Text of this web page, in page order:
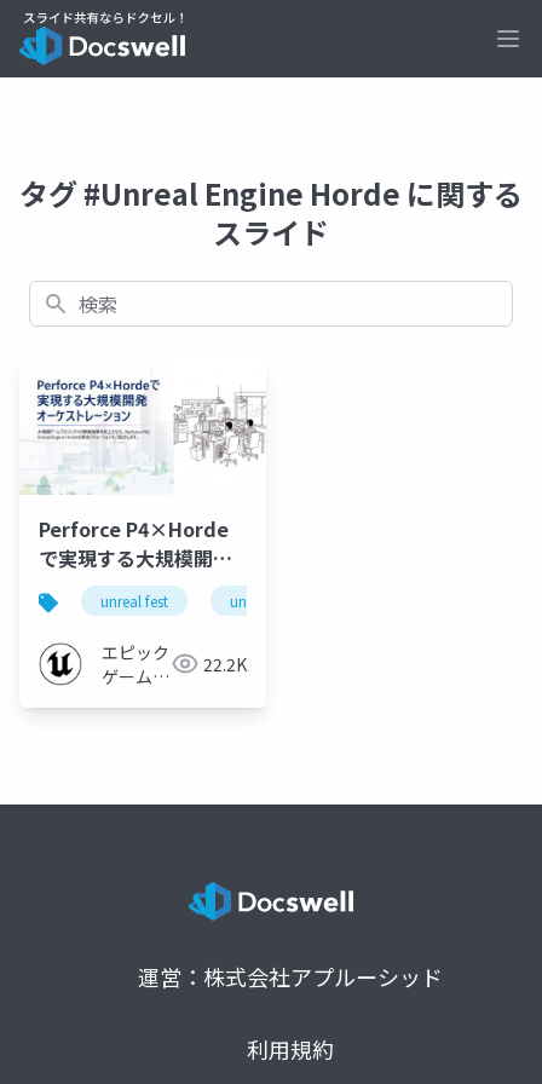
タグ #Unreal Engine Horde に関する
スライド
検索
Perforce P4×Horde
で実現する大規模開発
オーケストレーション |
Unreal Fest Tokyo
2025
unreal fest unreal fest tokyo 2025
エピック
ゲームズ
22.2K
運営：株式会社アプルーシッド
利用規約